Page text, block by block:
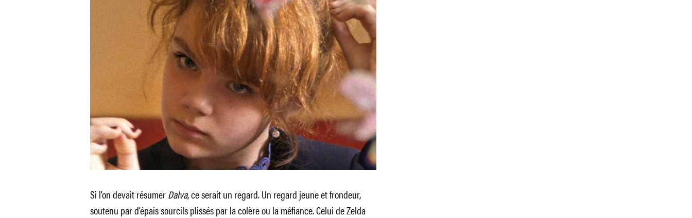
Si l’on devait résumerDalva, ce serait un regard. Un regard jeune et frondeur,
soutenu par d’épais sourcils plissés par la colère ou la méfiance. Celui de Zelda